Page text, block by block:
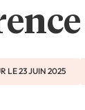
LE 23 JUIN 2025